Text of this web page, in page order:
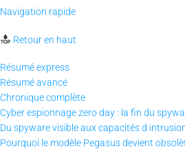
Navigation rapide
Retour en haut
Résumé express
Résumé avancé
Chronique complète
Cyber espionnage zero day : la fin du
Du spyware visible aux capacités d
Pourquoi le modèle Pegasus devient